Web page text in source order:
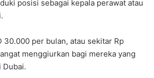
posisi sebagai kepala perawat atau
30.000 per bulan, atau sekitar Rp
menggiurkan bagi mereka yang
Dubai.